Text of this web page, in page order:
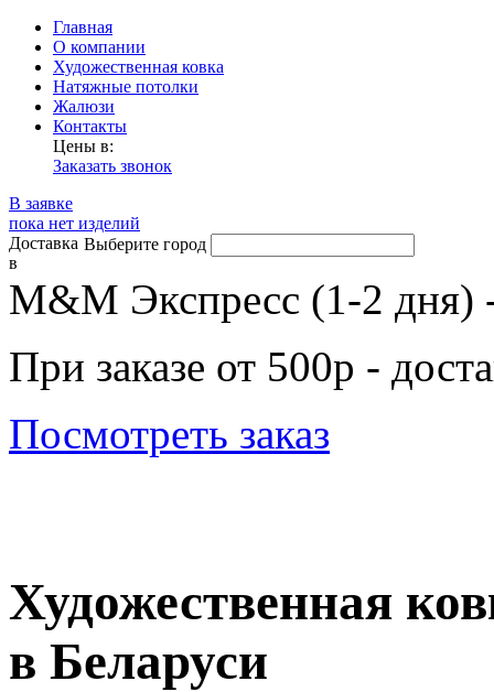
Главная
О компании
Художественная ковка
Натяжные потолки
Жалюзи
Контакты
Цены в:
Заказать звонок
В заявке
пока нет изделий
Доставка
в
Выберите город
М&М Экспресс (1-2 дня)
При заказе от 500р -
Посмотреть заказ
Художественная
в Беларуси